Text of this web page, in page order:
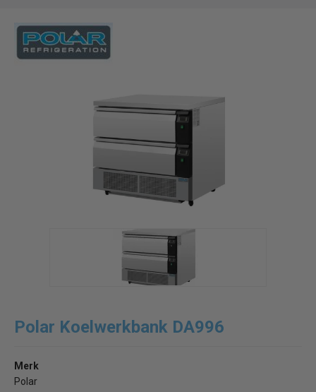
Polar Koelwerkbank DA996
Merk
Polar